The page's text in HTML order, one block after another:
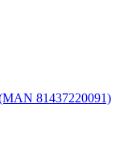
81437220091)